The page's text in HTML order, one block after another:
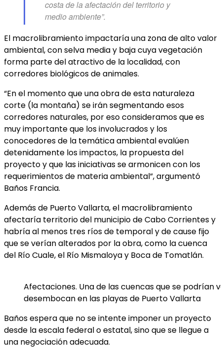
costa de la afectación del territorio y
medio ambiente”.
El macrolibramiento impactaría una zona de alto valor
ambiental, con selva media y baja cuya vegetación
forma parte del atractivo de la localidad, con
corredores biológicos de animales.
“En el momento que una obra de esta naturaleza
corte (la montaña) se irán segmentando esos
corredores naturales, por eso consideramos que es
muy importante que los involucrados y los
conocedores de la temática ambiental evalúen
detenidamente los impactos, la propuesta del
proyecto y que las iniciativas se armonicen con los
requerimientos de materia ambiental”, argumentó
Baños Francia.
Además de Puerto Vallarta, el macrolibramiento
afectaría territorio del municipio de Cabo Corrientes y
habría al menos tres ríos de temporal y de cause fijo
que se verían alterados por la obra, como la cuenca
del Río Cuale, el Río Mismaloya y Boca de Tomatlán.
Afectaciones. Una de las cuencas que se
desembocan en las playas de Puerto Vallarta
Baños espera que no se intente imponer un proyecto
desde la escala federal o estatal, sino que se llegue a
una negociación adecuada.